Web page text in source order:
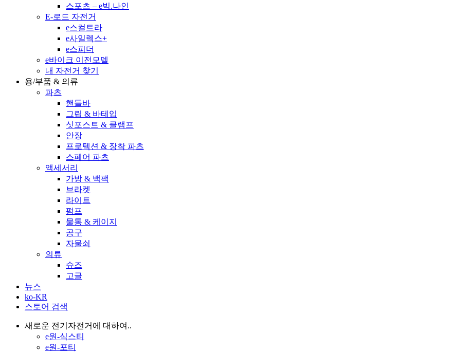
스포츠 – e빅.나인
E-로드 자전거
e스컬트라
e사일렉스+
e스피더
e바이크 이전모델
내 자전거 찾기
용/부품 & 의류
파츠
핸들바
그립 & 바테입
싯포스트 & 클램프
안장
프로텍션 & 장착 파츠
스페어 파츠
액세서리
가방 & 백팩
브라켓
라이트
펌프
물통 & 케이지
공구
자물쇠
의류
슈즈
고글
뉴스
ko-KR
스토어 검색
새로운 전기자전거에 대하여..
e원-식스티
e원-포티